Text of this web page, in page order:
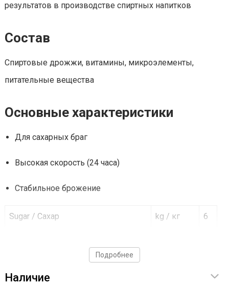
результатов в производстве спиртных напитков
Состав
Спиртовые дрожжи, витамины, микроэлементы,
питательные вещества
Основные характеристики
Для сахарных браг
Высокая скорость (24 часа)
Стабильное брожение
Sugar / Сахар kg / кг 6
Fermentation time / Время брожения
Liquid / Жидкость 35
Подробнее
Наличие